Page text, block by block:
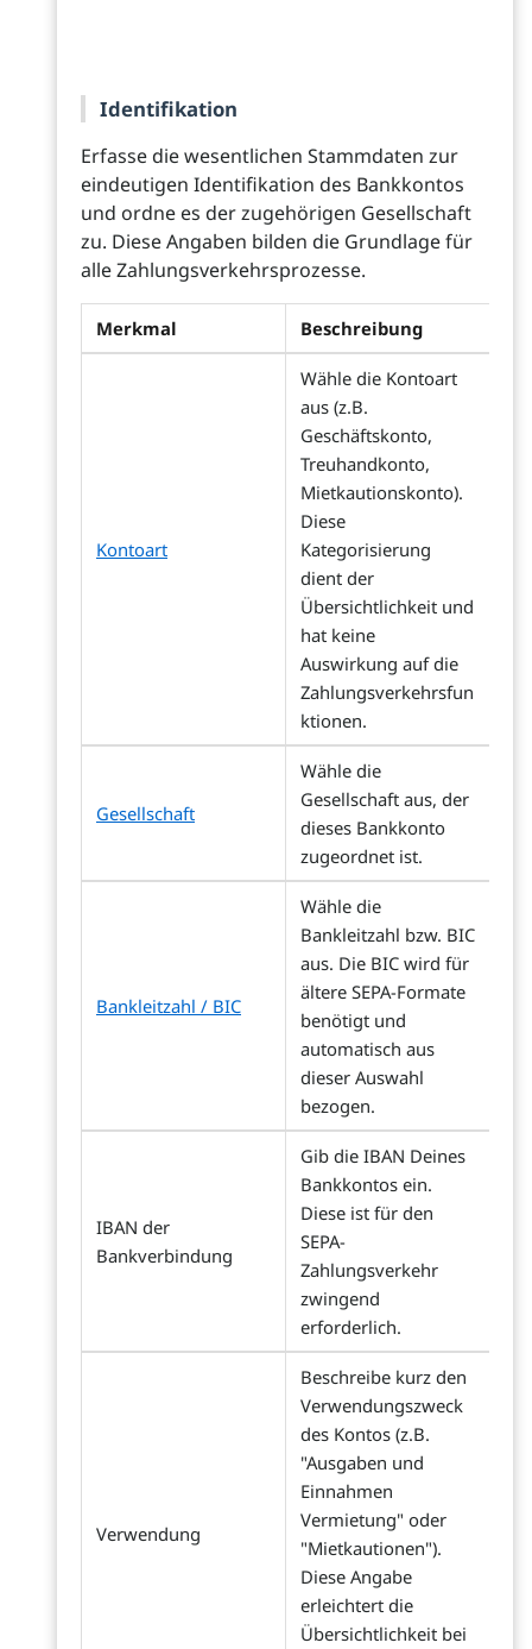
Identifikation
Erfasse die wesentlichen Stammdaten zur
eindeutigen Identifikation des Bankkontos
und ordne es der zugehörigen Gesellschaft
zu. Diese Angaben bilden die Grundlage für
alle Zahlungsverkehrsprozesse.
Merkmal Beschreibung
Kontoart
Wähle die Kontoart
aus (z.B.
Geschäftskonto,
Treuhandkonto,
Mietkautionskonto).
Diese
Kategorisierung
dient der
Übersichtlichkeit und
hat keine
Auswirkung auf die
Zahlungsverkehrsfun
ktionen.
Gesellschaft
Wähle die
Gesellschaft aus, der
dieses Bankkonto
zugeordnet ist.
Bankleitzahl / BIC
Wähle die
Bankleitzahl bzw. BIC
aus. Die BIC wird für
ältere SEPA-Formate
benötigt und
automatisch aus
dieser Auswahl
bezogen.
IBAN der
Bankverbindung
Gib die IBAN Deines
Bankkontos ein.
Diese ist für den
SEPA-
Zahlungsverkehr
zwingend
erforderlich.
Verwendung
Beschreibe kurz den
Verwendungszweck
des Kontos (z.B.
"Ausgaben und
Einnahmen
Vermietung" oder
"Mietkautionen").
Diese Angabe
erleichtert die
Übersichtlichkeit bei